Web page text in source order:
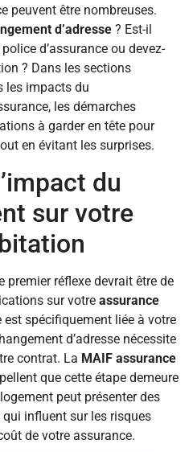
peuvent être nombreuses.
d’adresse ? Est-il
d’assurance ou devez-
? Dans les sections
les impacts du
les démarches
à garder en tête pour
en évitant les surprises.
du
sur votre
premier réflexe devrait être de
sur votre assurance
est spécifiquement liée à votre
d’adresse nécessite
contrat. La MAIF assurance
que cette étape demeure
peut présenter des
influent sur les risques
de votre assurance.